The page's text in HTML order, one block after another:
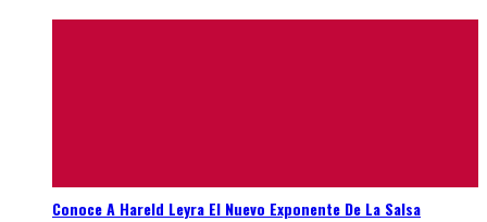
Conoce A Hareld Leyra El Nuevo Exponente De La Salsa